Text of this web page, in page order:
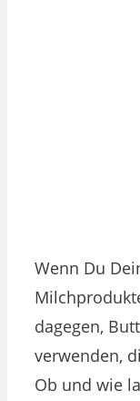
Wenn Du
dagegen,
verwenden,
Ob und wie